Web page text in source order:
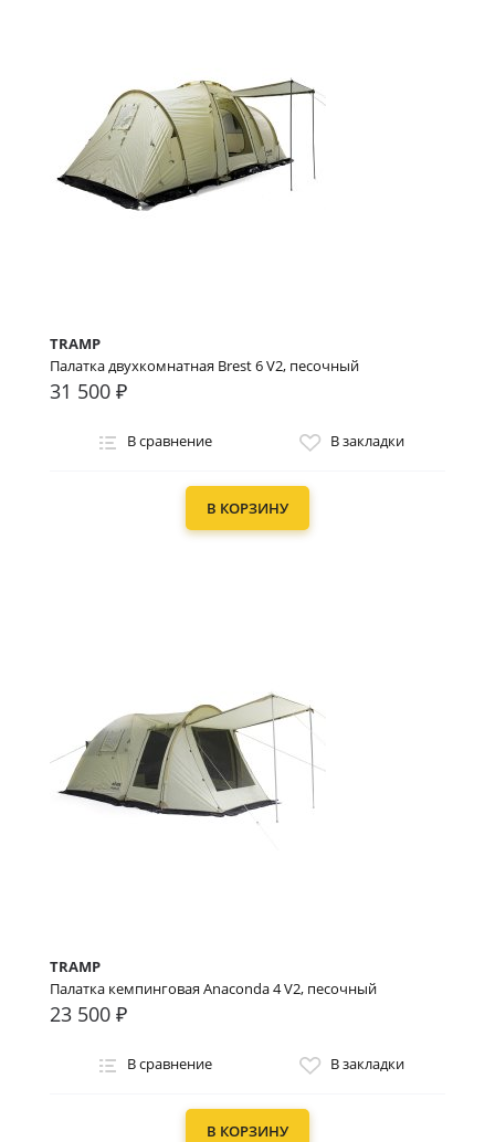
TRAMP
Палатка двухкомнатная Brest 6 V2, песочный
31 500 ₽
В сравнение В закладки
В КОРЗИНУ
TRAMP
Палатка кемпинговая Anaconda 4 V2, песочный
23 500 ₽
В сравнение В закладки
В КОРЗИНУ